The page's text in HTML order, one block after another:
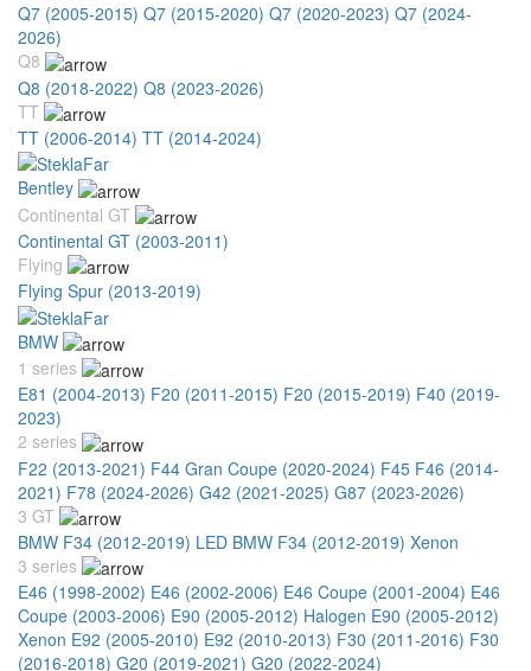
Q7 (2005-2015) Q7 (2015-2020) Q7 (2020-2023) Q7 (2024-
2026)
Q8
Q8 (2018-2022) Q8 (2023-2026)
TT
TT (2006-2014) TT (2014-2024)
Bentley
Continental GT
Continental GT (2003-2011)
Flying
Flying Spur (2013-2019)
BMW
1 series
E81 (2004-2013) F20 (2011-2015) F20 (2015-2019) F40 (2019-
2023)
2 series
F22 (2013-2021) F44 Gran Coupe (2020-2024) F45 F46 (2014-
2021) F78 (2024-2026) G42 (2021-2025) G87 (2023-2026)
3 GT
BMW F34 (2012-2019) LED BMW F34 (2012-2019) Xenon
3 series
E46 (1998-2002) E46 (2002-2006) E46 Coupe (2001-2004) E46
Coupe (2003-2006) E90 (2005-2012) Halogen E90 (2005-2012)
Xenon E92 (2005-2010) E92 (2010-2013) F30 (2011-2016) F30
(2016-2018) G20 (2019-2021) G20 (2022-2024)